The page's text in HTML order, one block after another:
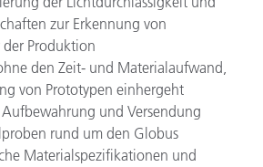
zur Erkennung von
Produktion
den Zeit- und Materialaufwand,
von Prototypen einhergeht
und Versendung
rund um den Globus
Materialspezifikationen und